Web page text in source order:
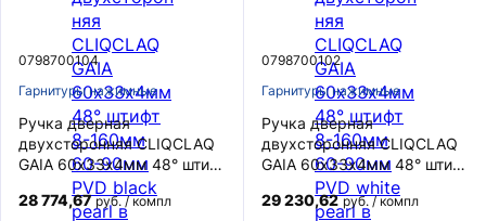
0798700104
Гарнитуры нажимные
Ручка дверная
двухсторонняя CLIQCLAQ
GAIA 60х33х4мм 48° штифт
8-160мм 60-90мм PVD
black pearl
28 774,67 руб. / компл
0798700102
Гарнитуры нажимные
Ручка дверная
двухсторонняя CLIQCLAQ
GAIA 60х33х4мм 48° штифт
8-160мм 60-90мм PVD
white pearl
29 230,62 руб. / компл